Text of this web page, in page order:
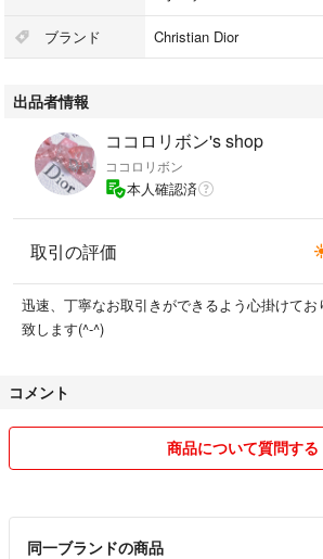
ブランド Christian Dior
出品者情報
ココロリボン's shop
ココロリボン
本人確認済
取引の評価
迅速、丁寧なお取引きができるよう心掛けて
致します(^-^)
コメント
商品について質問する
同一ブランドの商品